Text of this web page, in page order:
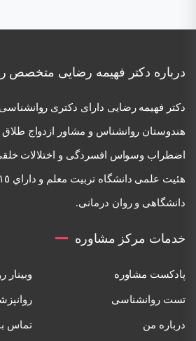
درباره دکتر فهیمه رضایی متخصص
دكتر فهيمه رضايی دارای دكتری
هندوستان روانشناس و مشاور ازدواج طلاق
اضطراب وسواس افسردگی و اختلالات
دانشگاهی و روان درمانی.
خدمات مرکز مشاوره
پادکست مشاوره وبینار
تست روانشناسی
درباره من تماس